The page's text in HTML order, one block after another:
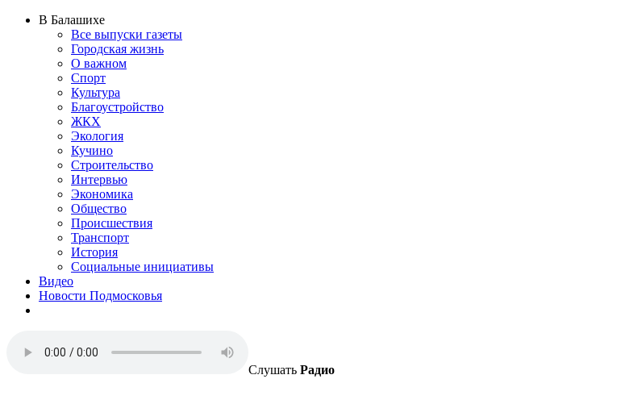
В Балашихе
Все выпуски газеты
Городская жизнь
О важном
Спорт
Культура
Благоустройство
ЖКХ
Экология
Кучино
Строительство
Интервью
Экономика
Общество
Происшествия
Транспорт
История
Социальные инициативы
Видео
Новости Подмосковья
Слушать Радио